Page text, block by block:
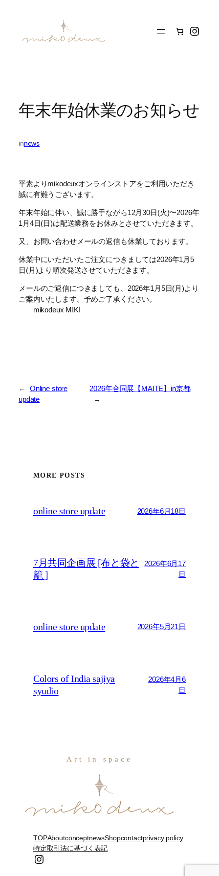
年末年始休業のお知らせ
innews
平素よりmikodeuxオンラインストアをご利用いただき
誠に有難うございます。
年末年始に伴い、誠に勝手ながら12月30日(火)〜2026年
1月4日(日)は配送業務をお休みとさせていただきます。
又、お問い合わせメールの返信も休業しております。
休業中にいただいたご注文につきましては2026年1月5
日(月)より順次発送させていただきます。
メールのご返信につきましても、2026年1月5日(月)より
ご案内いたします。予めご了承ください。
mikodeux MIKI
←
Online store
update
2026年合同展【MAITE】in京都
→
MORE POSTS
online store update 2026年6月18日
7月共同企画展 [布と袋と
籠 ]
2026年6月17
日
online store update 2026年5月21日
Colors of India sajiya
syudio
2026年4月6
日
Art in space
TOPAboutconceptnewsShopcontactprivacy policy
特定取引法に基づく表記
Instagram